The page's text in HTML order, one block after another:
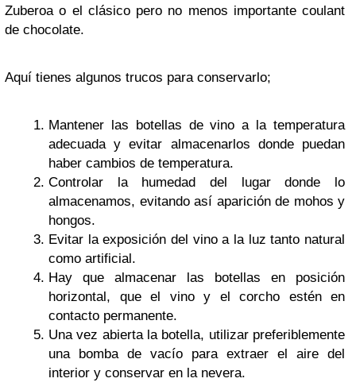
Zuberoa o el clásico pero no menos importante coulant
de chocolate.
Aquí tienes algunos trucos para conservarlo;
Mantener las botellas de vino a la temperatura
adecuada y evitar almacenarlos donde puedan
haber cambios de temperatura.
Controlar la humedad del lugar donde lo
almacenamos, evitando así aparición de mohos y
hongos.
Evitar la exposición del vino a la luz tanto natural
como artificial.
Hay que almacenar las botellas en posición
horizontal, que el vino y el corcho estén en
contacto permanente.
Una vez abierta la botella, utilizar preferiblemente
una bomba de vacío para extraer el aire del
interior y conservar en la nevera.